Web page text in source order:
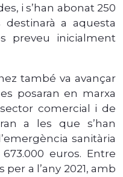
i s’han abonat 250
a aquesta
preveu inicialment
també va avançar
posaran en marxa
comercial i de
a les que s’han
sanitària
euros. Entre
a l’any 2021, amb